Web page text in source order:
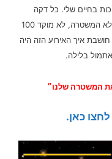
הדקות הכי ארוכות בחיים שלי. כל דקה
לא המשטרה, לא מוקד 100
איך האירוע הזה היה
בלילה.
המשטרה שלנו״